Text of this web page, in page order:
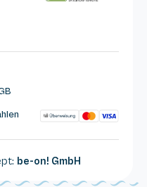
be-on! GmbH